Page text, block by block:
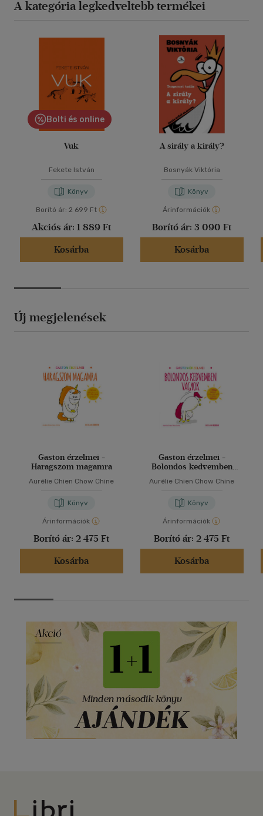
A kategória legkedveltebb termékei
Bolti és online
Vuk
Fekete István
Könyv
Borító ár: 2 699 Ft
Akciós ár: 1 889 Ft
Kosárba
A sirály a király?
Bosnyák Viktória
Könyv
Árinformációk
Borító ár: 3 090 Ft
Kosárba
Új megjelenések
Gaston érzelmei -
Haragszom magamra
Aurélie Chien Chow Chine
Könyv
Árinformációk
Borító ár: 2 475 Ft
Kosárba
Gaston érzelmei -
Bolondos kedvemben
Aurélie Chien Chow Chine
Könyv
Árinformációk
Borító ár: 2 475 Ft
Kosárba
Libri